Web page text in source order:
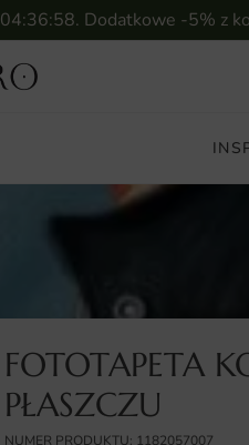
04:36:57. Dodatkowe -5% z
FOTOTAPETA
PŁASZCZU
NUMER PRODUKTU: 1182057007